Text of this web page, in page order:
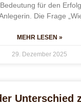
für den
Die Frage
MEHR LESEN »
29. Dezember 2025
Unterschied